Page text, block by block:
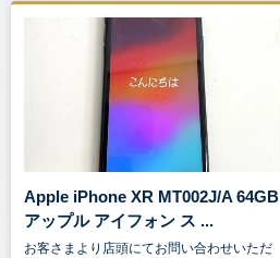
Apple iPhone XR MT002J/A 64GB
アップル アイフォン ス ...
お客さまより店頭にてお問い合わせいただ